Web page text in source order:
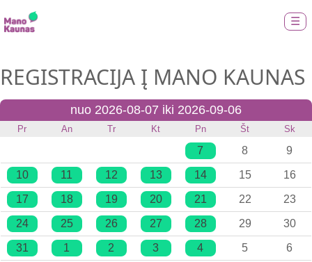
☰
REGISTRACIJA Į MANO KAUNAS
nuo 2026-08-07 iki 2026-09-06
Pr An Tr Kt Pn Št Sk
7 8 9
10 11 12 13 14 15 16
17 18 19 20 21 22 23
24 25 26 27 28 29 30
31 1 2 3 4 5 6